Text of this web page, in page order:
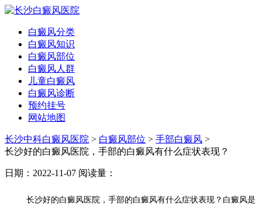
白癜风分类
白癜风知识
白癜风部位
白癜风人群
儿童白癜风
白癜风诊断
预约挂号
网站地图
长沙中科白癜风医院 > 白癜风部位 > 手部白癜风 >
长沙好的白癜风医院，手部的白癜风有什么症状表现？
日期：2022-11-07 阅读量：
长沙好的白癜风医院，手部的白癜风有什么症状表现？白癜风是